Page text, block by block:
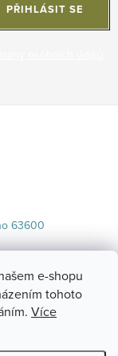
e-shopu
tohoto
Více
PŘIHLÁSIT SE
63600